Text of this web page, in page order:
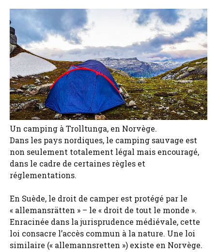
Un camping à Trolltunga, en Norvège.
Dans les pays nordiques, le camping sauvage est
non seulement totalement légal mais encouragé,
dans le cadre de certaines règles et
réglementations.
En Suède, le droit de camper est protégé par le
« allemansrätten » – le « droit de tout le monde ».
Enracinée dans la jurisprudence médiévale, cette
loi consacre l’accès commun à la nature. Une loi
similaire (« allemannsretten ») existe en Norvège.